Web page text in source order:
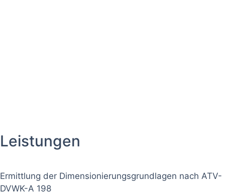
Leistungen
Ermittlung der Dimensionierungsgrundlagen nach ATV-
DVWK-A 198